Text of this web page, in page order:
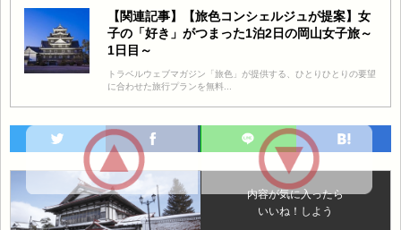
【関連記事】【旅色コンシェルジュが提案】女
子の「好き」がつまった1泊2日の岡山女子旅～
1日目～
トラベルウェブマガジン「旅色」が提供する、ひとりひとりの要望
に合わせた旅行プランを無料...
内容が気に入ったら
いいね！しよう